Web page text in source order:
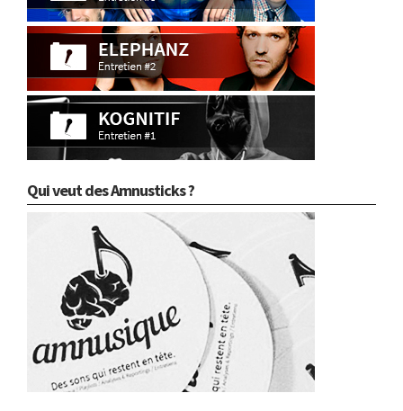
Qui veut des Amnusticks ?